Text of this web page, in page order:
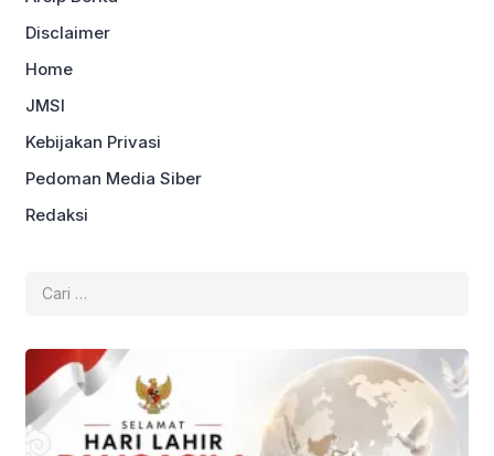
Disclaimer
Home
JMSI
Kebijakan Privasi
Pedoman Media Siber
Redaksi
untuk: